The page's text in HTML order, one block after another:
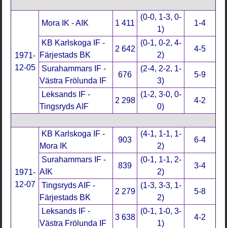
1971-
12-05
Mora IK - AIK 1 411
(0-0, 1-3, 0-
1)
1-4
KB Karlskoga IF -
Färjestads BK
2 642
(0-1, 0-2, 4-
2)
4-5
Surahammars IF -
Västra Frölunda IF
676
(2-4, 2-2, 1-
3)
5-9
Leksands IF -
Tingsryds AIF
2 298
(1-2, 3-0, 0-
0)
4-2
1971-
12-07
KB Karlskoga IF -
Mora IK
903
(4-1, 1-1, 1-
2)
6-4
Surahammars IF -
AIK
839
(0-1, 1-1, 2-
2)
3-4
Tingsryds AIF -
Färjestads BK
2 279
(1-3, 3-3, 1-
2)
5-8
Leksands IF -
Västra Frölunda IF
3 638
(0-1, 1-0, 3-
1)
4-2